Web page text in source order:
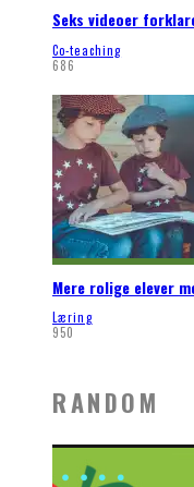
Seks videoer
Co-teaching
686
Mere rolige elever
Læring
950
RANDOM